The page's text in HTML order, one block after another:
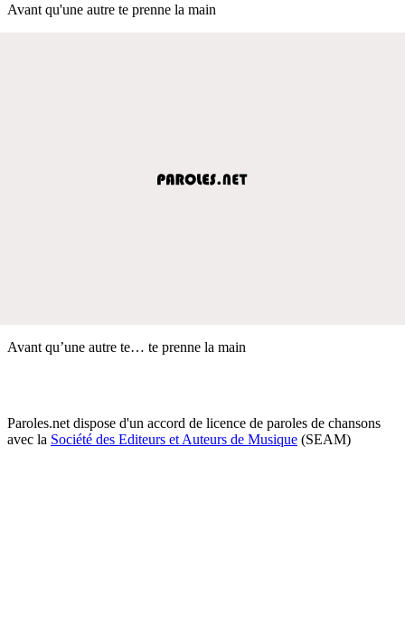
Avant qu'une autre te prenne la main
Avant qu’une autre te… te prenne la main
Paroles.net dispose d'un accord de licence de paroles de chansons
avec la Société des Editeurs et Auteurs de Musique (SEAM)